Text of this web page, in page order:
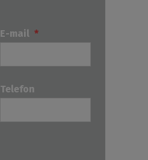
E-mail *
Telefon